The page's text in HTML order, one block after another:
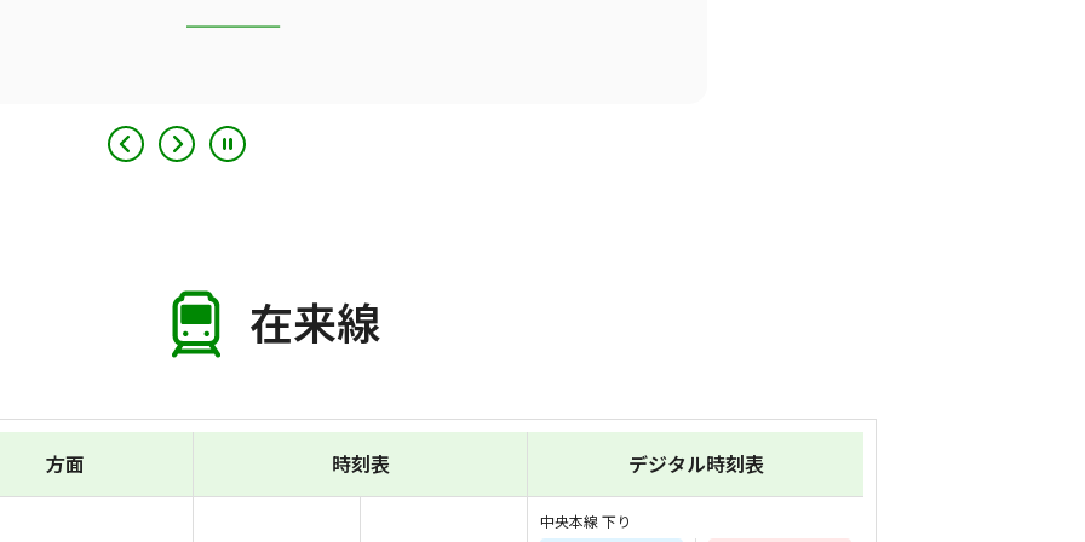
在来線
方面 時刻表 デジタル時刻表
中央本線 下り